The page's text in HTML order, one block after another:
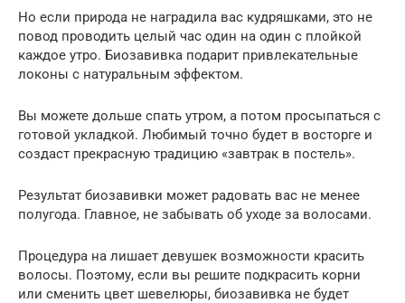
Но если природа не наградила вас кудряшками, это не
повод проводить целый час один на один с плойкой
каждое утро. Биозавивка подарит привлекательные
локоны с натуральным эффектом.
Вы можете дольше спать утром, а потом просыпаться с
готовой укладкой. Любимый точно будет в восторге и
создаст прекрасную традицию «завтрак в постель».
Результат биозавивки может радовать вас не менее
полугода. Главное, не забывать об уходе за волосами.
Процедура на лишает девушек возможности красить
волосы. Поэтому, если вы решите подкрасить корни
или сменить цвет шевелюры, биозавивка не будет